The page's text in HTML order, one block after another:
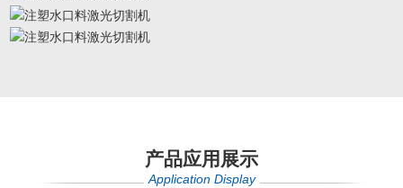
产品应用展示
Application Display